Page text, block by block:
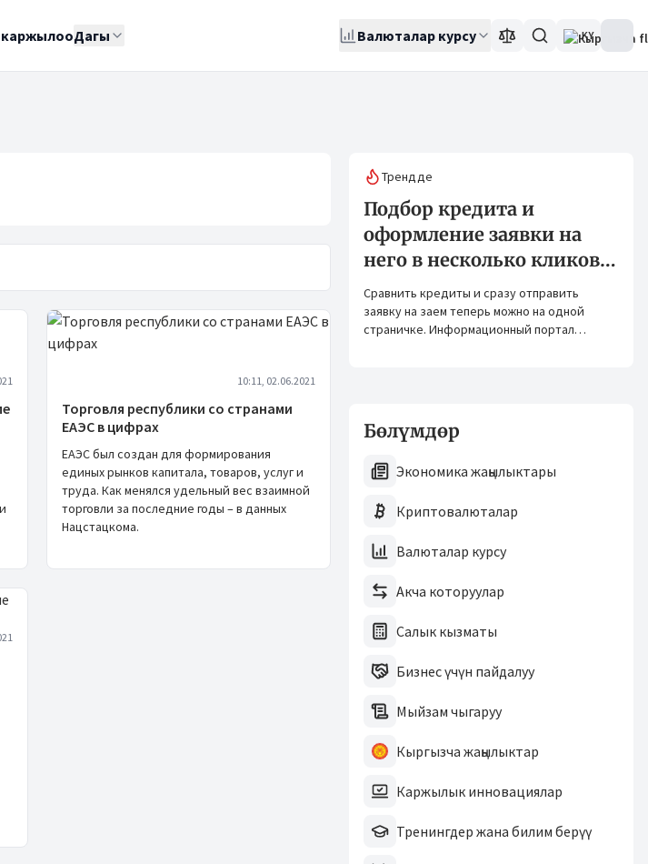
Дагы Валюталар курсу KY
10:11, 02.06.2021
Торговля республики со странами
ЕАЭС в цифрах
ЕАЭС был создан для формирования
единых рынков капитала, товаров, услуг и
труда. Как менялся удельный вес взаимной
торговли за последние годы – в данных
Нацстацкома.
Трендде
Подбор кредита и
оформление заявки на
него в несколько кликов:
Banks.kg и Bank.kg стали
партнерами
Сравнить кредиты и сразу отправить
заявку на заем теперь можно на одной
страничке. Информационный портал
Бөлүмдөр
Экономика жаңылыктары
Криптовалюталар
Валюталар курсу
Акча которуулар
Салык кызматы
Бизнес үчүн пайдалуу
Мыйзам чыгаруу
Кыргызча жаңылыктар
Каржылык инновациялар
Тренингдер жана билим берүү